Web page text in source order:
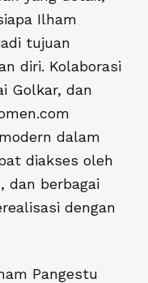
Ilham
tujuan
diri. Kolaborasi
Golkar, dan
dalam
diakses oleh
dan berbagai
dengan
Pangestu